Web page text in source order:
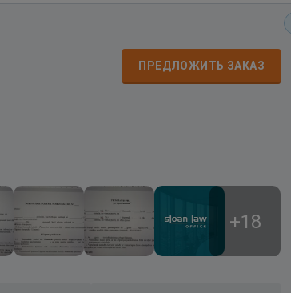
ПРЕДЛОЖИТЬ ЗАКАЗ
+18